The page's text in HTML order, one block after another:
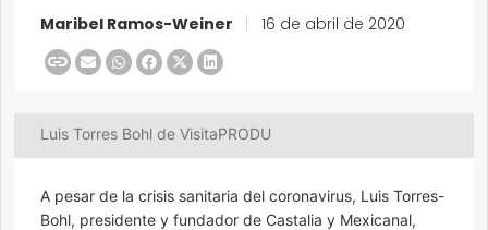
Maribel Ramos-Weiner 16 de abril de 2020
Luis Torres Bohl de VisitaPRODU
A pesar de la crisis sanitaria del coronavirus, Luis Torres-
Bohl, presidente y fundador de Castalia y Mexicanal,